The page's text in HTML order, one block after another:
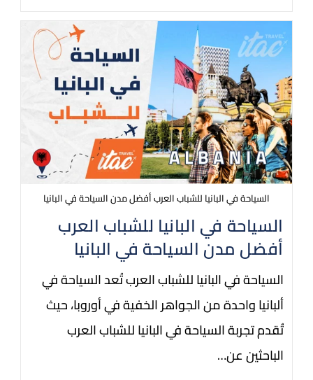
السياحة في البانيا للشباب العرب أفضل مدن السياحة في البانيا
السياحة في البانيا للشباب العرب
أفضل مدن السياحة في البانيا
السياحة في البانيا للشباب العرب تُعد السياحة في
ألبانيا واحدة من الجواهر الخفية في أوروبا، حيث
تُقدم تجربة السياحة في البانيا للشباب العرب
الباحثين عن…